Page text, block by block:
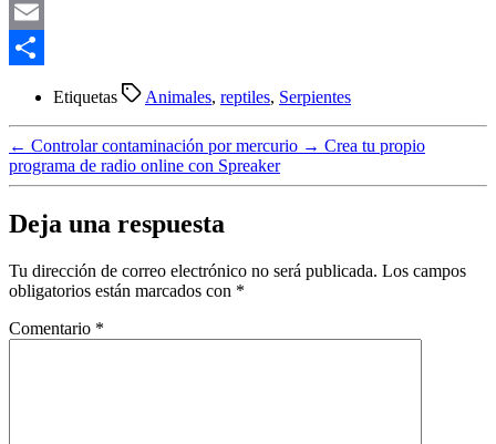
Telegram
Email
Etiquetas Animales, reptiles, Serpientes
← Controlar contaminación por mercurio → Crea tu propio
programa de radio online con Spreaker
Deja una respuesta
Tu dirección de correo electrónico no será publicada. Los campos
obligatorios están marcados con *
Comentario *